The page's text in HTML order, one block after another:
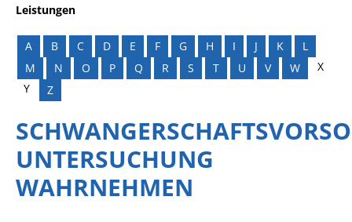
Leistungen
A B C D E F G H I J K
L
M
N O P Q R S T U V W
X
Y
Z
UNTERSUCHUNG
WAHRNEHMEN